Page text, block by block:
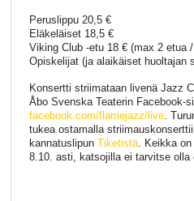
Peruslippu 20,5 €
Eläkeläiset 18,5 €
Viking Club -etu 18 € (max 2 etua
Opiskelijat (ja alaikäiset huoltajan
Konsertti striimataan livenä Jazz
Åbo Svenska Teaterin Facebook-
facebook.com/flamejazz/live.
tukea ostamalla
kannatuslipun Tiketistä. Keikka
8.10. asti, katsojilla ei tarvitse olla